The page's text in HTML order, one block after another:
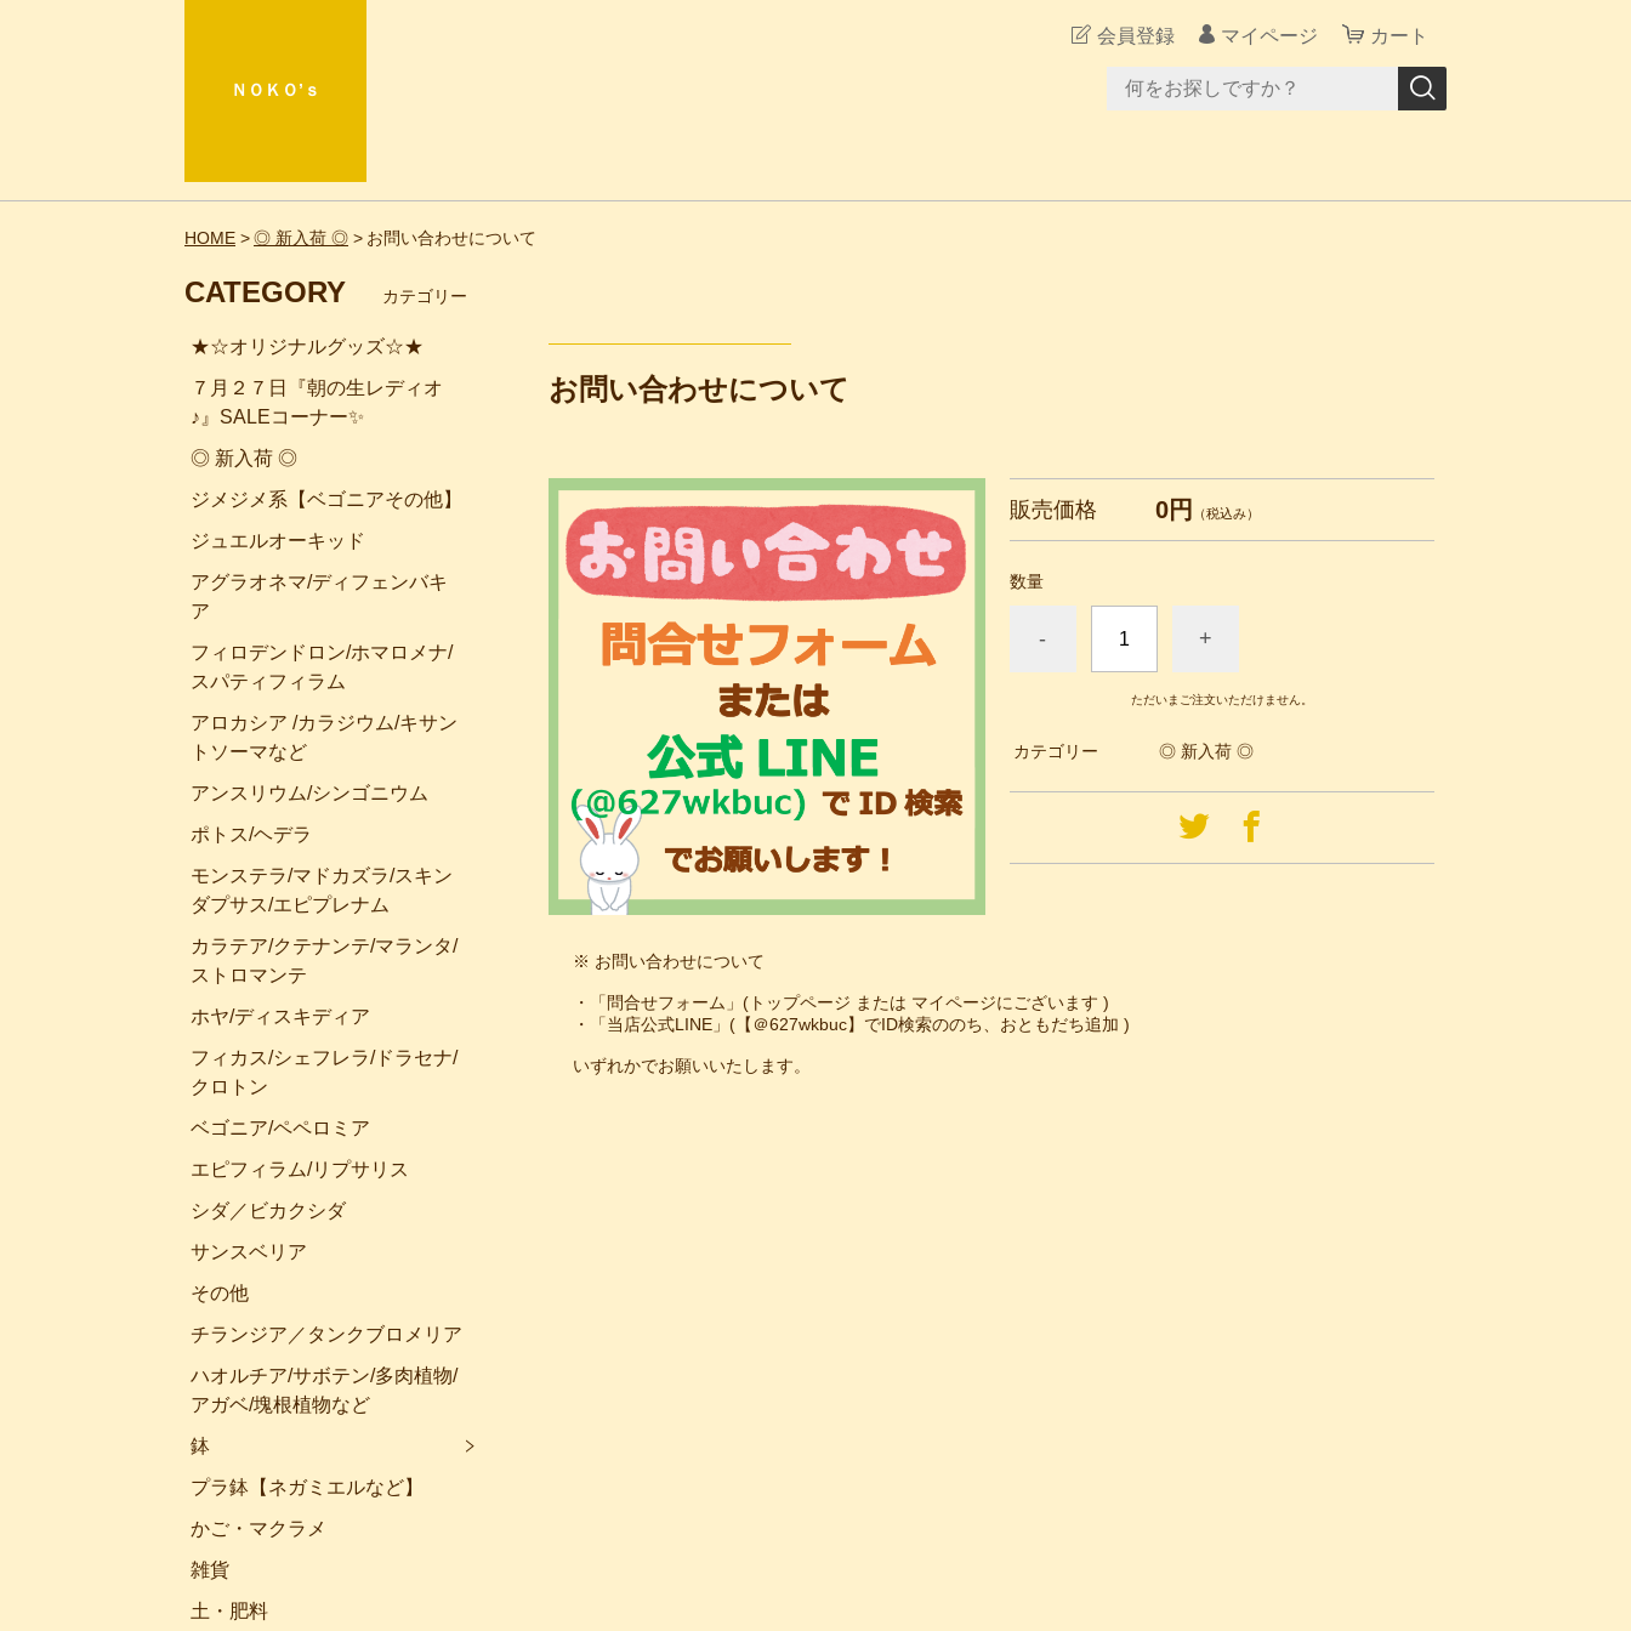
ＮＯＫＯ’ｓ
会員登録 マイページ カート
HOME ◎ 新入荷 ◎ お問い合わせについて
お問い合わせについて
販売価格 0円 （税込み）
数量
- +
ただいまご注文いただけません。
カテゴリー ◎ 新入荷 ◎
※ お問い合わせについて
・「問合せフォーム」(トップページ または マイページにございます )
・「当店公式LINE」(【＠627wkbuc】でID検索ののち、おともだち追加 )
いずれかでお願いいたします。
CATEGORY カテゴリー
★☆オリジナルグッズ☆★
７月２７日『朝の生レディオ
♪』SALEコーナー✨
◎ 新入荷 ◎
ジメジメ系【ベゴニアその他】
ジュエルオーキッド
アグラオネマ/ディフェンバキ
ア
フィロデンドロン/ホマロメナ/
スパティフィラム
アロカシア /カラジウム/キサン
トソーマなど
アンスリウム/シンゴニウム
ポトス/ヘデラ
モンステラ/マドカズラ/スキン
ダプサス/エピプレナム
カラテア/クテナンテ/マランタ/
ストロマンテ
ホヤ/ディスキディア
フィカス/シェフレラ/ドラセナ/
クロトン
ベゴニア/ペペロミア
エピフィラム/リプサリス
シダ／ビカクシダ
サンスベリア
その他
チランジア／タンクブロメリア
ハオルチア/サボテン/多肉植物/
アガベ/塊根植物など
鉢
プラ鉢【ネガミエルなど】
かご・マクラメ
雑貨
土・肥料